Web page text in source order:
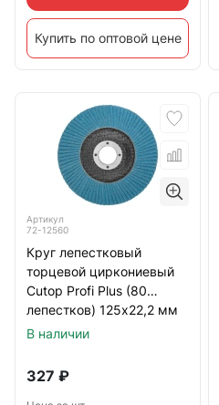
Купить по оптовой цене
Артикул
72-12560
Круг лепестковый
торцевой циркониевый
Cutop Profi Plus (80
лепестков) 125х22,2 мм
Р60 (CUTOP)
В наличии
327 ₽